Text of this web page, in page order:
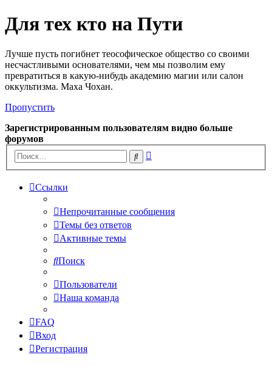
Для тех кто на Пути
Лучше пусть погибнет теософическое общество со своими
несчастливыми основателями, чем мы позволим ему
превратиться в какую-нибудь академию магии или салон
оккультизма. Маха Чохан.
Пропустить
Зарегистрированным пользователям видно больше
форумов
Поиск
Ссылки
Непрочитанные сообщения
Темы без ответов
Активные темы
Поиск
Пользователи
Наша команда
FAQ
Вход
Регистрация